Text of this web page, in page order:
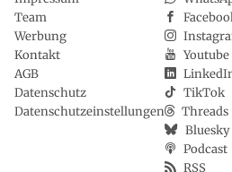
Team
Werbung
Kontakt
AGB
Datenschutz
Datenschutzeinstellungen
Youtube
TikTok
Threads
Bluesky
Podcast
RSS